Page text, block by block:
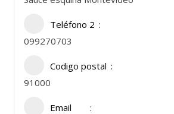
Teléfono 2
099270703
Codigo postal
91000
Email